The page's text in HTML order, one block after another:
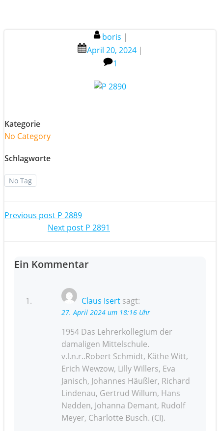
boris |
April 20, 2024 |
1
Kategorie
No Category
Schlagworte
No Tag
Post
Previous post P 2889
navigation
Next post P 2891
Ein Kommentar
Claus Isert sagt:
27. April 2024 um 18:16 Uhr
1954 Das Lehrerkollegium der
damaligen Mittelschule.
v.l.n.r..Robert Schmidt, Käthe Witt,
Erich Wewzow, Lilly Willers, Eva
Janisch, Johannes Häußler, Richard
Lindenau, Gertrud Willum, Hans
Nedden, Johanna Demant, Rudolf
Meyer, Charlotte Busch. (CI).